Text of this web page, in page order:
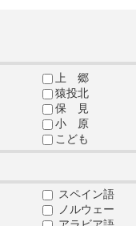
上 郷
猿投北
保 見
小 原
こども
スペイン語
ノルウェー